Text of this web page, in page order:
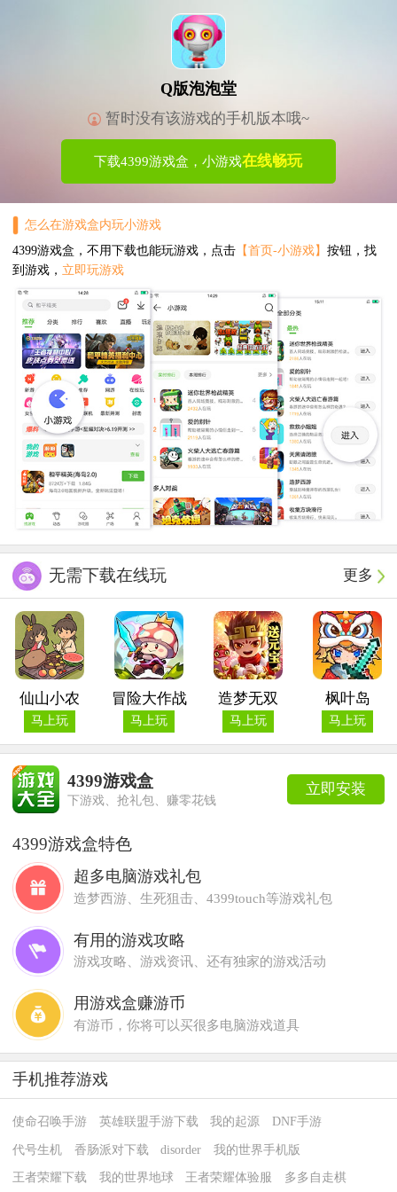
Q版泡泡堂
暂时没有该游戏的手机版本哦~
下载4399游戏盒，小游戏在线畅玩
怎么在游戏盒内玩小游戏
4399游戏盒，不用下载也能玩游戏，点击【首页-小游戏】 按钮，找
到游戏， 立即玩游戏
更多
无需下载在线玩
仙山小农
马上玩
冒险大作战
马上玩
造梦无双
马上玩
枫叶岛
马上玩
立即安装
4399游戏盒
下游戏、抢礼包、赚零花钱
4399游戏盒特色
超多电脑游戏礼包
造梦西游、生死狙击、4399touch等游戏礼包
有用的游戏攻略
游戏攻略、游戏资讯、还有独家的游戏活动
用游戏盒赚游币
有游币，你将可以买很多电脑游戏道具
手机推荐游戏
使命召唤手游 英雄联盟手游下载 我的起源 DNF手游
代号生机 香肠派对下载 disorder 我的世界手机版
王者荣耀下载 我的世界地球 王者荣耀体验服 多多自走棋